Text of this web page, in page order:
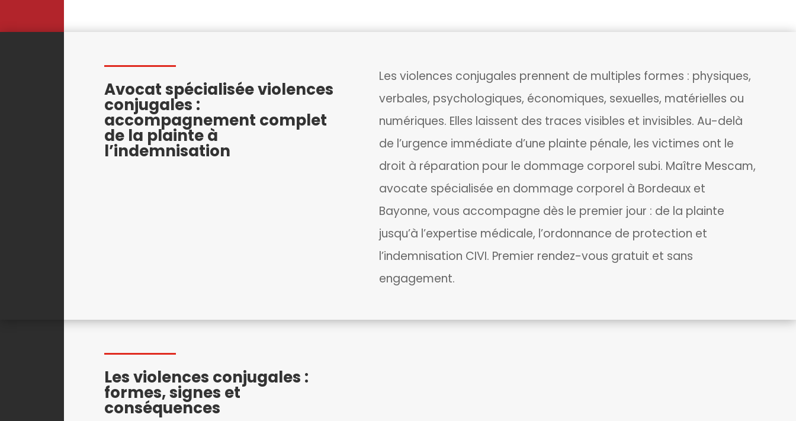
Avocat spécialisée violences
conjugales :
accompagnement complet
de la plainte à
l’indemnisation
Les violences conjugales prennent de multiples formes : physiques,
verbales, psychologiques, économiques, sexuelles, matérielles ou
numériques. Elles laissent des traces visibles et invisibles. Au-delà
de l’urgence immédiate d’une plainte pénale, les victimes ont le
droit à réparation pour le dommage corporel subi. Maître Mescam,
avocate spécialisée en dommage corporel à Bordeaux et
Bayonne, vous accompagne dès le premier jour : de la plainte
jusqu’à l’expertise médicale, l’ordonnance de protection et
l’indemnisation CIVI. Premier rendez-vous gratuit et sans
engagement.
Les violences conjugales :
formes, signes et
conséquences